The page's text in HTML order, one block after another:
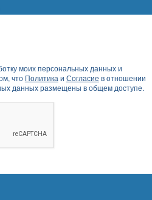
моих персональных данных и
что Политика и Согласие в отношении
данных размещены в общем доступе.